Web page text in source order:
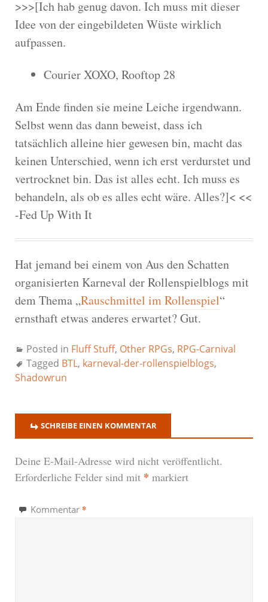
>>>[Ich hab genug davon. Ich muss mit dieser
Idee von der eingebildeten Wüste wirklich
aufpassen.
Courier XOXO, Rooftop 28
Am Ende finden sie meine Leiche irgendwann.
Selbst wenn das dann beweist, dass ich
tatsächlich alleine hier gewesen bin, macht das
keinen Unterschied, wenn ich erst verdurstet und
vertrocknet bin. Das ist alles echt. Ich muss es
behandeln, als ob es alles echt wäre. Alles?]< <<
-Fed Up With It
Hat jemand bei einem von Aus den Schatten
organisierten Karneval der Rollenspielblogs mit
dem Thema „Rauschmittel im Rollenspiel“
ernsthaft etwas anderes erwartet? Gut.
Posted in Fluff Stuff, Other RPGs, RPG-Carnival
Tagged BTL, karneval-der-rollenspielblogs,
Shadowrun
SCHREIBE EINEN KOMMENTAR
Deine E-Mail-Adresse wird nicht veröffentlicht.
Erforderliche Felder sind mit * markiert
Kommentar *